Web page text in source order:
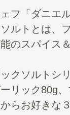
フ「ダニエ
ルトとは、
のスパイス
クソルトシ
リック80g
らお好きな